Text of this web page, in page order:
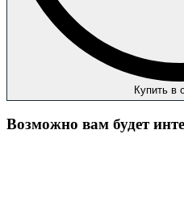
Купить в
Возможно вам будет